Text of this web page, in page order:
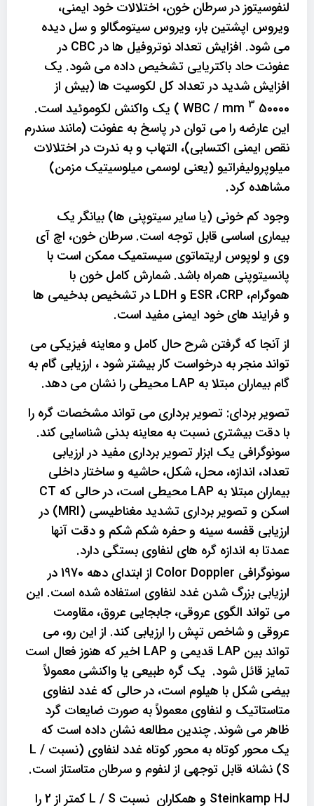
لنفوسیتوز در سرطان خون، اختلالات خود ایمنی،
ویروس اپشتین بار، ویروس سیتومگالو و سل دیده
می شود. افزایش تعداد نوتروفیل ها در CBC در
عفونت حاد باکتریایی تشخیص داده می شود. یک
افزایش شدید در تعداد کل لکوسیت ها (بیش از
50000 WBC / mm
3
) یک واکنش لکوموئید است.
این عارضه را می توان در پاسخ به عفونت (مانند سندرم
نقص ایمنی اکتسابی)، التهاب و به ندرت در اختلالات
میلوپرولیفراتیو (یعنی لوسمی میلوسیتیک مزمن)
مشاهده کرد.
وجود کم خونی (یا سایر سیتوپنی ها) بیانگر یک
بیماری اساسی قابل توجه است. سرطان خون، اچ آی
وی و لوپوس اریتماتوی سیستمیک ممکن است با
پانسیتوپنی همراه باشد. شمارش کامل خون با
هموگرام، ESR ،CRP و LDH در تشخیص بدخیمی ها
و فرایند های خود ایمنی مفید است.
از آنجا که گرفتن شرح حال کامل و معاینه فیزیکی می
تواند منجر به درخواست کار بیشتر شود ، ارزیابی گام به
گام بیماران مبتلا به LAP محیطی را نشان می دهد.
تصویر بردای: تصویر برداری می تواند مشخصات گره را
با دقت بیشتری نسبت به معاینه بدنی شناسایی کند.
سونوگرافی یک ابزار تصویر برداری مفید در ارزیابی
تعداد، اندازه، محل، شکل، حاشیه و ساختار داخلی
بیماران مبتلا به LAP محیطی است، در حالی که CT
اسکن و تصویر برداری تشدید مغناطیسی (MRI) در
ارزیابی قفسه سینه و حفره شکم شکم و دقت آنها
عمدتا به اندازه گره های لنفاوی بستگی دارد.
سونوگرافی
Color Doppler از ابتدای دهه 1970 در
ارزیابی بزرگ شدن غدد لنفاوی استفاده شده است. این
می تواند الگوی عروقی، جابجایی عروق، مقاومت
عروقی و شاخص تپش را ارزیابی کند. از این رو، می
تواند بین LAP قدیمی و LAP اخیر که هنوز فعال است
تمایز قائل شود. یک گره طبیعی یا واکنشی معمولاً
بیضی شکل با هیلوم است، در حالی که غدد لنفاوی
متاستاتیک و لنفاوی معمولاً به صورت ضایعات گرد
ظاهر می شوند. چندین مطالعه نشان داده است که
یک محور کوتاه به محور کوتاه غدد لنفاوی (نسبت L /
S) نشانه قابل توجهی از لنفوم و سرطان متاستاز است.
Steinkamp HJ و همکاران نسبت L / S کمتر از 2 را